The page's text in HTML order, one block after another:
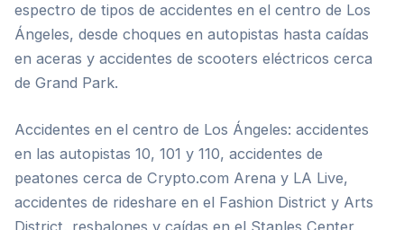
espectro de tipos de accidentes en el centro de Los
Ángeles, desde choques en autopistas hasta caídas
en aceras y accidentes de scooters eléctricos cerca
de Grand Park.
Accidentes en el centro de Los Ángeles: accidentes
en las autopistas 10, 101 y 110, accidentes de
peatones cerca de Crypto.com Arena y LA Live,
accidentes de rideshare en el Fashion District y Arts
District, resbalones y caídas en el Staples Center,